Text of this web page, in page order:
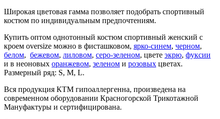
Широкая цветовая гамма позволяет подобрать спортивный
костюм по индивидуальным предпочтениям.
Купить оптом однотонный костюм спортивный женский с
кроем oversize можно в фисташковом, ярко-синем, черном,
белом, бежевом, лиловом, серо-зеленом, цвете экрю, фуксии
и в неоновых оранжевом, зеленом и розовых цветах.
Размерный ряд: S, M, L.
Вся продукция КТМ гипоаллергенна, произведена на
современном оборудовании Красногорской Трикотажной
Мануфактуры и сертифицирована.